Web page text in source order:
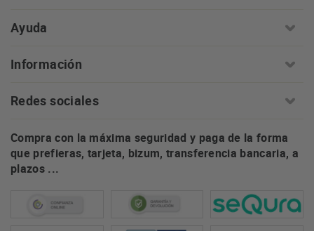
Ayuda
Información
Redes sociales
Compra con la máxima seguridad y paga de la forma
que prefieras, tarjeta, bizum, transferencia bancaria, a
plazos ...